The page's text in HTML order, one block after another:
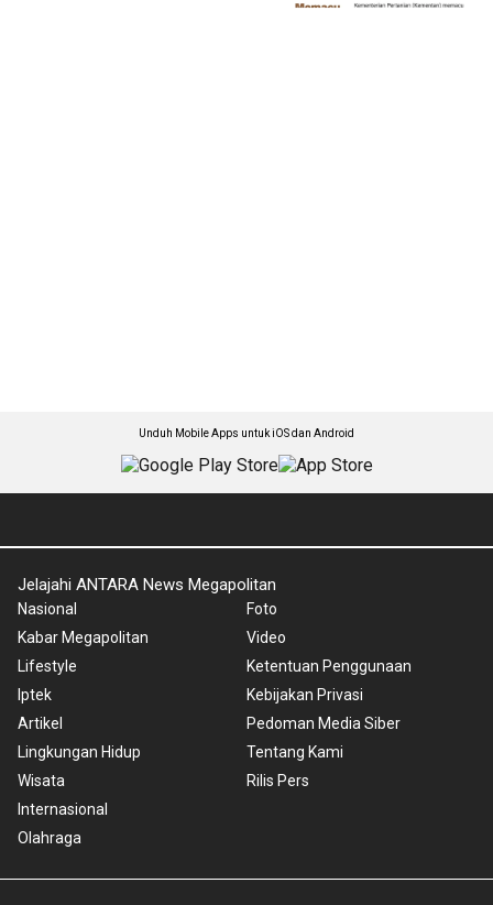
Unduh Mobile Apps untuk iOS dan Android
Jelajahi ANTARA News Megapolitan
Nasional
Kabar Megapolitan
Lifestyle
Iptek
Artikel
Lingkungan Hidup
Wisata
Internasional
Olahraga
Foto
Video
Ketentuan Penggunaan
Kebijakan Privasi
Pedoman Media Siber
Tentang Kami
Rilis Pers